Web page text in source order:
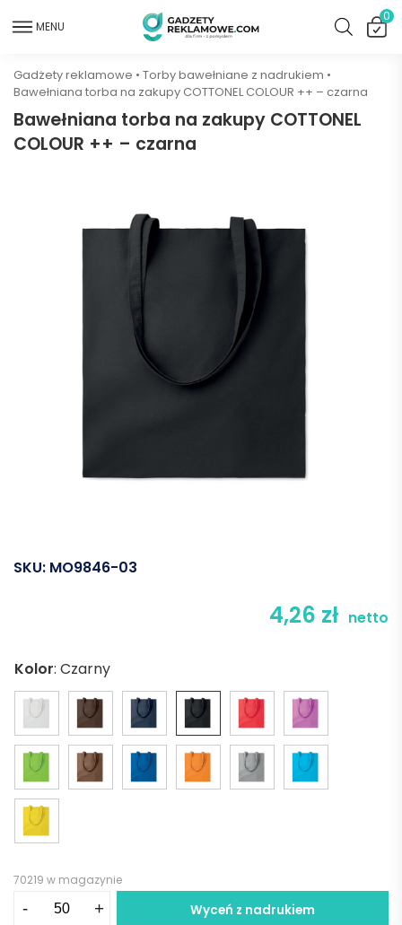
MENU
0
Gadżety reklamowe • Torby bawełniane z nadrukiem •
Bawełniana torba na zakupy COTTONEL COLOUR ++ – czarna
Bawełniana torba na zakupy COTTONEL
COLOUR ++ – czarna
SKU: MO9846-03
4,26 zł netto
Kolor: Czarny
70219 w magazynie
- + Wyceń z nadrukiem